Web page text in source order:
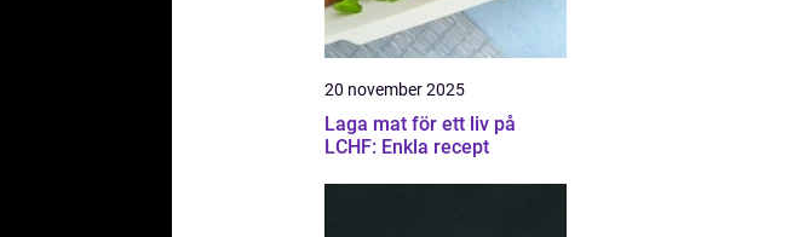
20 november 2025
Laga mat för ett liv på
LCHF: Enkla recept